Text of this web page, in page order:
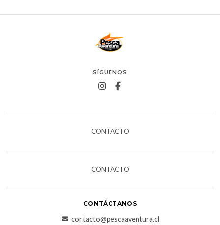
SÍGUENOS
CONTACTO
CONTACTO
CONTÁCTANOS
contacto@pescaaventura.cl